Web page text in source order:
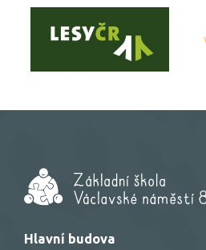
Hlavní budova